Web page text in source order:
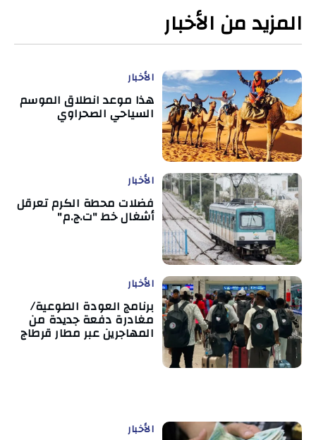
المزيد من الأخبار
الأخبار
هذا موعد انطلاق الموسم
السياحي الصحراوي
الأخبار
فضلات محطة الكرم تعرقل
أشغال خط "ت.ج.م"
الأخبار
برنامج العودة الطوعية/
مغادرة دفعة جديدة من
المهاجرين عبر مطار قرطاج
الأخبار